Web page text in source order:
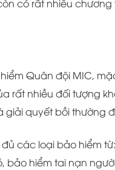
có rất nhiều chương
Quân đội MIC,
rất nhiều đối tượng
giải quyết bồi thường
các loại bảo hiểm
bảo hiểm tai nạn